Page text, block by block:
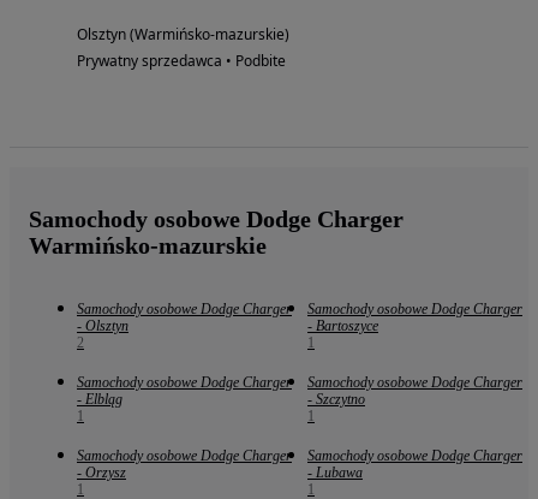
Olsztyn (Warmińsko-mazurskie)
Prywatny sprzedawca • Podbite
Samochody osobowe Dodge Charger
Warmińsko-mazurskie
Samochody osobowe Dodge Charger
- Olsztyn
2
Samochody osobowe Dodge Charger
- Bartoszyce
1
Samochody osobowe Dodge Charger
- Elbląg
1
Samochody osobowe Dodge Charger
- Szczytno
1
Samochody osobowe Dodge Charger
- Orzysz
1
Samochody osobowe Dodge Charger
- Lubawa
1